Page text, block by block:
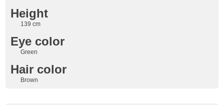
Height
139 cm
Eye color
Green
Hair color
Brown